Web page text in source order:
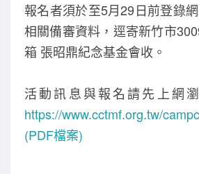
報名者須於至5月29日前登錄
相關備審資料，逕寄新竹市
箱 張昭鼎紀念基金會收。
活動訊息與報名請先上網
https://www.cctmf.org.tw/
(PDF檔案)